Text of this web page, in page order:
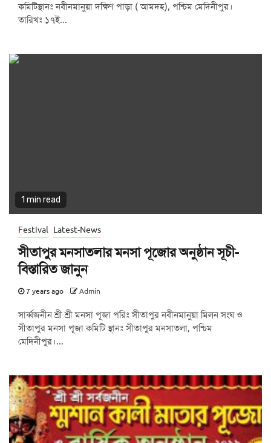
কমিটিস্থানঃ নবীনমানুয়া দক্ষিণ পাড়া ( আমদহ), পশ্চিম মেদিনীপুর।
তারিখঃ ১৭ই...
1 min read
Festival Latest-News
সীতাপুর মনসাতলার মনসা পূজোর অনুষ্ঠান সূচী-
বিস্তারিত জানুন
7 years ago Admin
সার্ব্বজনীন শ্রী শ্রী মনসা পূজা পরিঃ সীতাপুর নবীনমানুয়া মিলন সংঘ ও
সীতাপুর মনসা পূজা কমিটি স্থানঃ সীতাপুর মনসাতলা, পশ্চিম
মেদিনীপুর।...